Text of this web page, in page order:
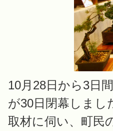
10月28日から3日
が30日閉幕しまし
取材に伺い、町民